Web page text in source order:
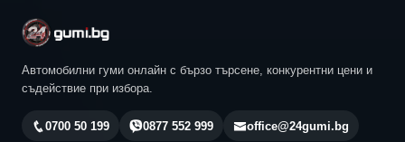
Автомобилни гуми онлайн с бързо търсене, конкурентни цени и
съдействие при избора.
0700 50 199 0877 552 999 office@24gumi.bg